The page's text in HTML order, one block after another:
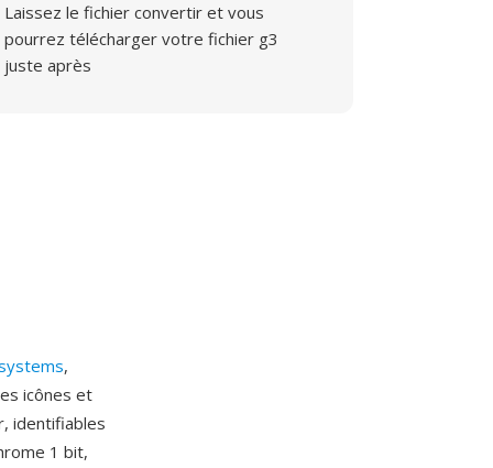
Laissez le fichier convertir et vous
pourrez télécharger votre fichier g3
juste après
,
icônes et
identifiables
1 bit,